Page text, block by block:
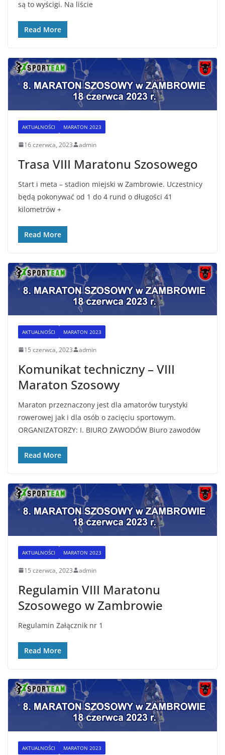
są to wyścigi. Na liście
Read More
AKTUALNOŚCI MARATON 2023
16 czerwca, 2023 admin
Trasa VIII Maratonu Szosowego
Start i meta – stadion miejski w Zambrowie. Uczestnicy
będą pokonywać od 1 do 4 rund o długości 41
kilometrów +
Read More
AKTUALNOŚCI MARATON 2023
15 czerwca, 2023 admin
Komunikat techniczny – VIII
Maraton Szosowy
Maraton przeznaczony jest dla amatorów turystyki
rowerowej jak i dla osób o zacięciu sportowym.
ORGANIZATORZY: I. BIURO ZAWODÓW Biuro zawodów
Read More
AKTUALNOŚCI MARATON 2023
15 czerwca, 2023 admin
Regulamin VIII Maratonu
Szosowego w Zambrowie
Regulamin Załącznik nr 1
Read More
AKTUALNOŚCI MARATON 2023